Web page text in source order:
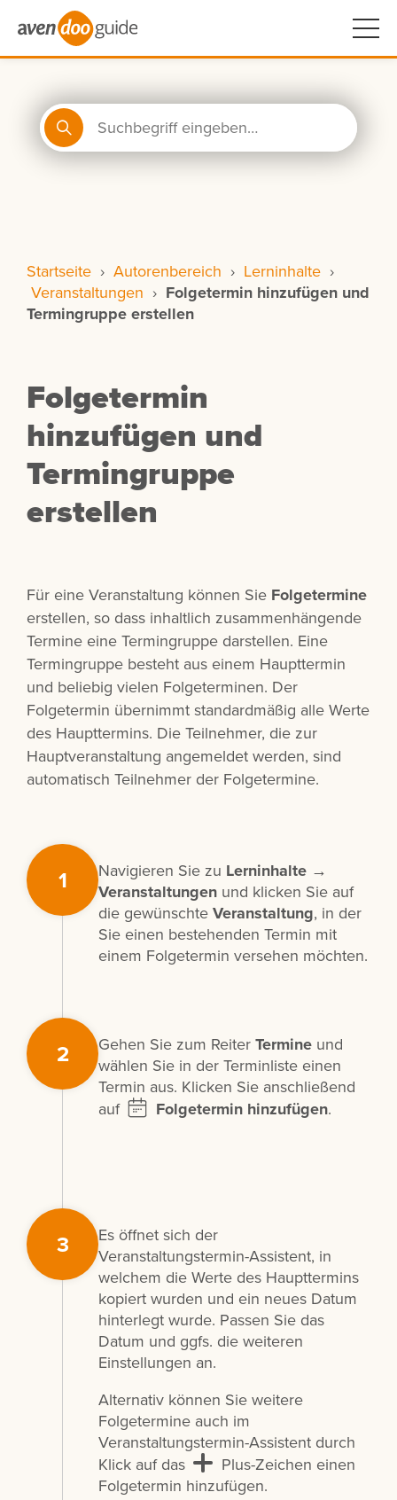
Startseite › Autorenbereich › Lerninhalte ›
Veranstaltungen › Folgetermin hinzufügen und
Termingruppe erstellen
Folgetermin
hinzufügen und
Termingruppe
erstellen
Für eine Veranstaltung können Sie Folgetermine
erstellen, so dass inhaltlich zusammenhängende
Termine eine Termingruppe darstellen. Eine
Termingruppe besteht aus einem Haupttermin
und beliebig vielen Folgeterminen. Der
Folgetermin übernimmt standardmäßig alle Werte
des Haupttermins. Die Teilnehmer, die zur
Hauptveranstaltung angemeldet werden, sind
automatisch Teilnehmer der Folgetermine.
1 Navigieren Sie zu Lerninhalte →
Veranstaltungen und klicken Sie auf
die gewünschteVeranstaltung, in der
Sie einen bestehenden Termin mit
einem Folgetermin versehen möchten.
2 Gehen Sie zum ReiterTermine und
wählen Sie in der Terminliste einen
Termin aus. Klicken Sie anschließend
auf
Folgetermin hinzufügen.
3
Es öffnet sich der
Veranstaltungstermin-Assistent, in
welchem die Werte des Haupttermins
kopiert wurden und ein neues Datum
hinterlegt wurde. Passen Sie das
Datum und ggfs. die weiteren
Einstellungen an.
Alternativ können Sie weitere
Folgetermine auch im
Veranstaltungstermin-Assistent durch
Klick auf das
Plus-Zeichen einen
Folgetermin hinzufügen.